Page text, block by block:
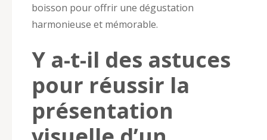
boisson pour offrir une dégustation
harmonieuse et mémorable.
Y a-t-il des astuces
pour réussir la
présentation